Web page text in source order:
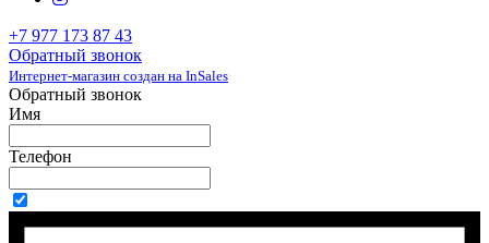
+7 977 173 87 43
Обратный звонок
Интернет-магазин создан на InSales
Обратный звонок
Имя
Телефон